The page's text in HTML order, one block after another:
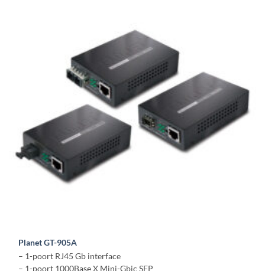
Planet GT-905A
– 1-poort RJ45 Gb interface
– 1-poort 1000Base X Mini-Gbic SFP